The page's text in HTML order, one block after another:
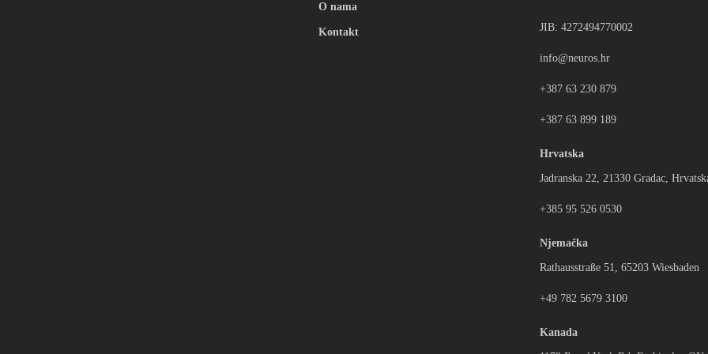
O nama
Kontakt JIB: 4272494770002
info@neuros.hr
+387 63 230 879
+387 63 899 189
Hrvatska
Jadranska 22, 21330 Gradac,
+385 95 526 0530
Njemačka
Rathausstraße 51, 65203 Wiesbaden
+49 782 5679 3100
Kanada